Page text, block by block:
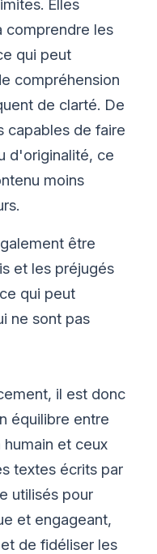
Elles
comprendre les
qui peut
compréhension
de clarté. De
capables de faire
d'originalité, ce
moins
être
et les préjugés
qui peut
ne sont pas
il est donc
équilibre entre
et ceux
textes écrits par
utilisés pour
et engageant,
de fidéliser les